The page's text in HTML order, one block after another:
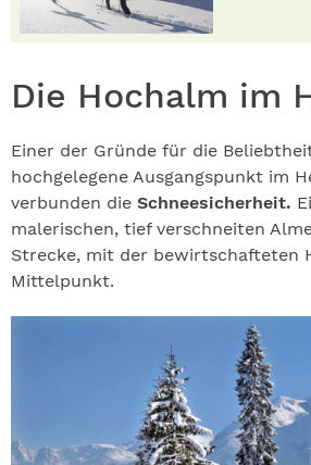
Die Hochalm im
Einer der Gründe für die
hochgelegene Ausgangspunkt im
verbunden die Schneesicherheit.
malerischen, tief verschneiten
Strecke, mit der bewirtschafteten
Mittelpunkt.